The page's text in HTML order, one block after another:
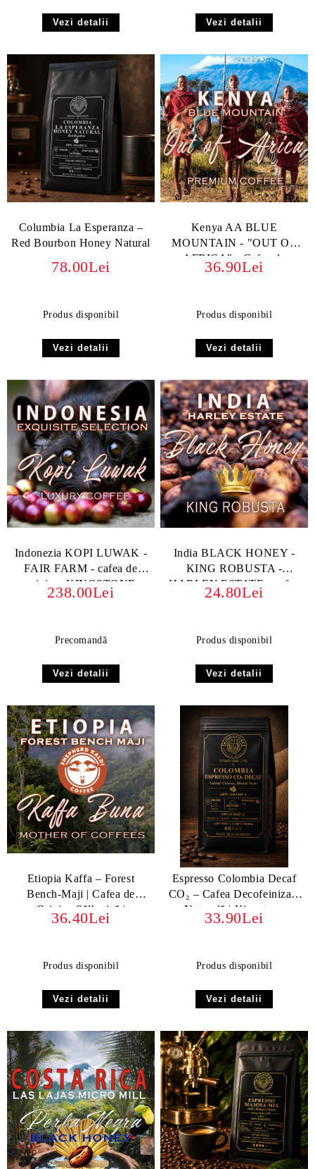
Vezi detalii Vezi detalii
Columbia La Esperanza –
Red Bourbon Honey Natural
78.00Lei
Produs disponibil
Vezi detalii
Kenya AA BLUE
MOUNTAIN - "OUT OF
AFRICA" - Cafea de
Specialitate cu Arome
36.90Lei
Produs disponibil
Vezi detalii
Indonezia KOPI LUWAK -
FAIR FARM - cafea de
origine, KINGSTONE
238.00Lei
Precomandă
Vezi detalii
India BLACK HONEY -
KING ROBUSTA -
HARLEY ESTATE - cafea
de specialitate KINGSTONE
24.80Lei
Produs disponibil
Vezi detalii
Etiopia Kaffa – Forest
Bench-Maji | Cafea de
Origine Sălbatică |
Kingstone
36.40Lei
Produs disponibil
Vezi detalii
Espresso Colombia Decaf
CO₂ – Cafea Decofeinizată
Naturală | Kingstone
33.90Lei
Produs disponibil
Vezi detalii